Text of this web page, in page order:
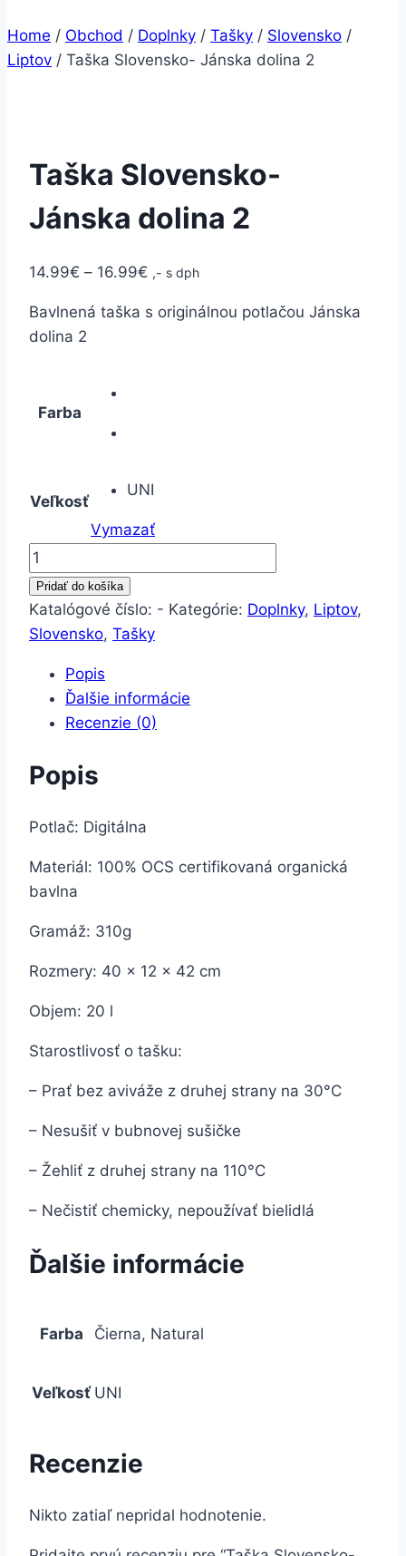
Home / Obchod / Doplnky / Tašky / Slovensko /
Liptov / Taška Slovensko- Jánska dolina 2
Taška Slovensko-
Jánska dolina 2
14.99€ – 16.99€ ,- s dph
Bavlnená taška s originálnou potlačou Jánska
dolina 2
Farba
Veľkosť
UNI
Vymazať
množstvo
Taška
Slovensko-
Jánska
Pridať do košíka
Katalógové číslo: - Kategórie: Doplnky, Liptov,
Slovensko, Tašky
Popis
Ďalšie informácie
Recenzie (0)
Popis
Potlač: Digitálna
Materiál: 100% OCS certifikovaná organická
bavlna
Gramáž: 310g
Rozmery: 40 x 12 x 42 cm
Objem: 20 l
Starostlivosť o tašku:
– Prať bez aviváže z druhej strany na 30°C
– Nesušiť v bubnovej sušičke
– Žehliť z druhej strany na 110°C
– Nečistiť chemicky, nepoužívať bielidlá
Ďalšie informácie
Farba Čierna, Natural
Veľkosť UNI
Recenzie
Nikto zatiaľ nepridal hodnotenie.